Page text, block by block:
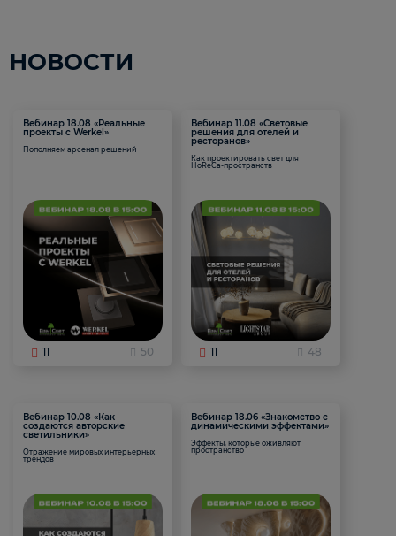
НОВОСТИ
Вебинар 18.08 «Реальные
проекты с Werkel»
Пополняем арсенал решений
11 50
Вебинар 11.08 «Световые
решения для отелей и
ресторанов»
Как проектировать свет для
HoReCa-пространств
11 48
Вебинар 10.08 «Как
создаются авторские
светильники»
Отражение мировых интерьерных
трендов
Вебинар 18.06 «Знакомство с
динамическими эффектами»
Эффекты, которые оживляют
пространство